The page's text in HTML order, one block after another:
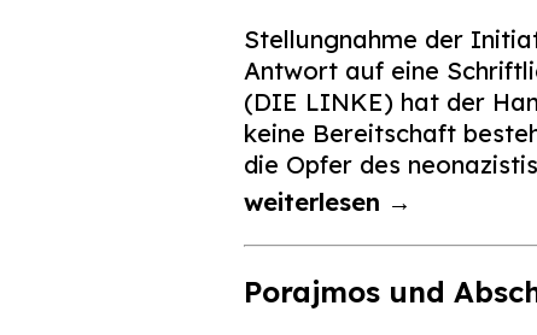
Stellungnahme der
Antwort auf eine
(DIE LINKE) hat der
keine Bereitschaft
die Opfer des
weiterlesen →
Porajmos und